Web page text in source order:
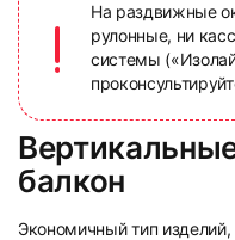
На раздвижные
рулонные, ни
системы
балкон
Экономичный тип